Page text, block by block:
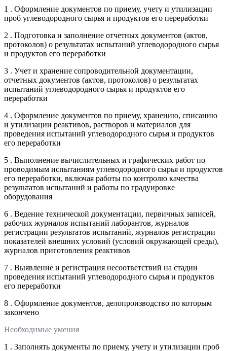
1 . Оформление документов по приему, учету и утилизации
проб углеводородного сырья и продуктов его переработки
2 . Подготовка и заполнение отчетных документов (актов,
протоколов) о результатах испытаний углеводородного сырья
и продуктов его переработки
3 . Учет и хранение сопроводительной документации,
отчетных документов (актов, протоколов) о результатах
испытаний углеводородного сырья и продуктов его
переработки
4 . Оформление документов по приему, хранению, списанию
и утилизации реактивов, растворов и материалов для
проведения испытаний углеводородного сырья и продуктов
его переработки
5 . Выполнение вычислительных и графических работ по
проводимым испытаниям углеводородного сырья и продуктов
его переработки, включая работы по контролю качества
результатов испытаний и работы по градуировке
оборудования
6 . Ведение технической документации, первичных записей,
рабочих журналов испытаний лаборантов, журналов
регистрации результатов испытаний, журналов регистрации
показателей внешних условий (условий окружающей среды),
журналов приготовления реактивов
7 . Выявление и регистрация несоответствий на стадии
проведения испытаний углеводородного сырья и продуктов
его переработки
8 . Оформление документов, делопроизводство по которым
закончено
Необходимые умения
1 . Заполнять документы по приему, учету и утилизации проб